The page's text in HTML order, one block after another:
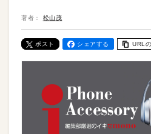
著者： 松山茂
ポスト シェアする URL